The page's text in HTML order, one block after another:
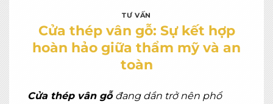
TƯ VẤN
Cửa thép vân gỗ: Sự kết hợp
hoàn hảo giữa thẩm mỹ và an
toàn
Cửa thép vân gỗ đang dần trở nên phổ